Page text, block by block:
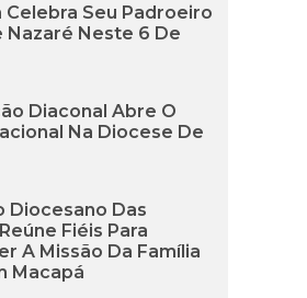
Celebra Seu Padroeiro
Nazaré Neste 6 De
Diaconal Abre O
Na Diocese De
Diocesano Das
Fiéis Para
A Missão Da Família
Macapá